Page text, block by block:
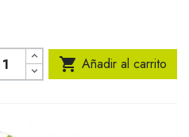
 Añadir al carrito